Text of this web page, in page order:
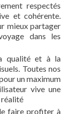
respectés
et cohérente.
mieux partager
dans les
qualité et à la
Toutes nos
un maximum
vive une
réalité
faire profiter à